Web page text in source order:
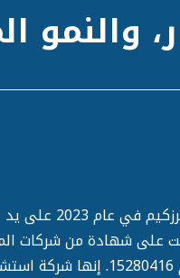
والنمو
تأسست شركة ماسترزكيم
على شهادة من شركات
المتحدة تحت رقم 15280416. إنها